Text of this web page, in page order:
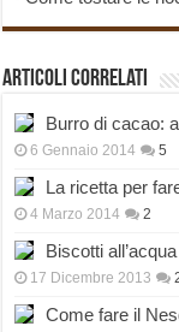
Articoli correlati
Burro di cacao:
6 Gennaio 2014 5
La ricetta per
4 Marzo 2014 2
Biscotti
17 Dicembre 2013
Come fare il